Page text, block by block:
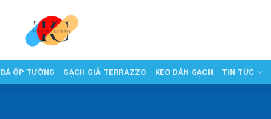
ĐÁ ỐP TƯỜNG GẠCH GIẢ TERRAZZO KEO DÁN GẠCH TIN TỨC